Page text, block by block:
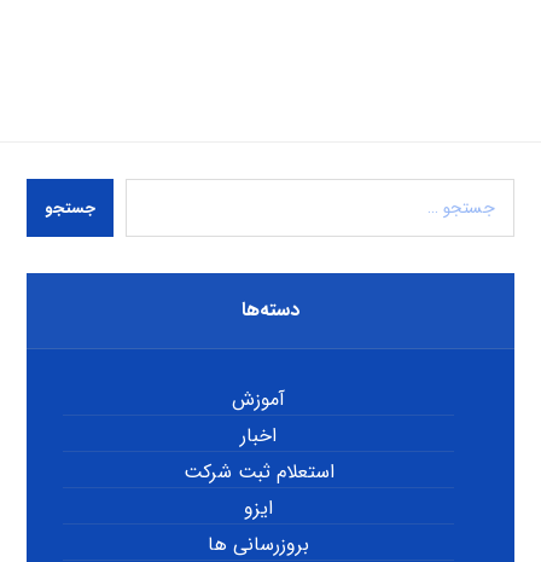
جستجو
دسته‌ها
آموزش
اخبار
استعلام ثبت شرکت
ایزو
بروزرسانی ها